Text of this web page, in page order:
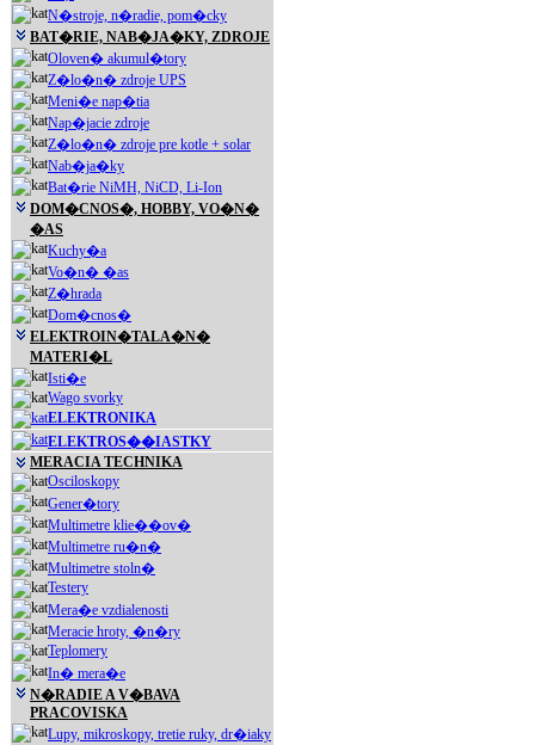
N�stroje, n�radie, pom�cky
BAT�RIE, NAB�JA�KY, ZDROJE
Oloven� akumul�tory
Z�lo�n� zdroje UPS
Meni�e nap�tia
Nap�jacie zdroje
Z�lo�n� zdroje pre kotle + solar
Nab�ja�ky
Bat�rie NiMH, NiCD, Li-Ion
DOM�CNOS�, HOBBY, VO�N�
�AS
Kuchy�a
Vo�n� �as
Z�hrada
Dom�cnos�
ELEKTROIN�TALA�N�
MATERI�L
Isti�e
Wago svorky
ELEKTRONIKA
ELEKTROS��IASTKY
MERACIA TECHNIKA
Osciloskopy
Gener�tory
Multimetre klie��ov�
Multimetre ru�n�
Multimetre stoln�
Testery
Mera�e vzdialenosti
Meracie hroty, �n�ry
Teplomery
In� mera�e
N�RADIE A V�BAVA
PRACOVISKA
Lupy, mikroskopy, tretie ruky, dr�iaky